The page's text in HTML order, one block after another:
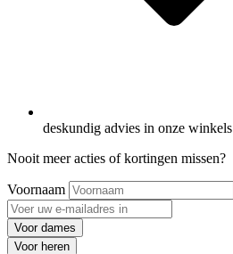
deskundig advies in onze winkels
Nooit meer acties of kortingen missen?
Voornaam
Voor dames
Voor heren